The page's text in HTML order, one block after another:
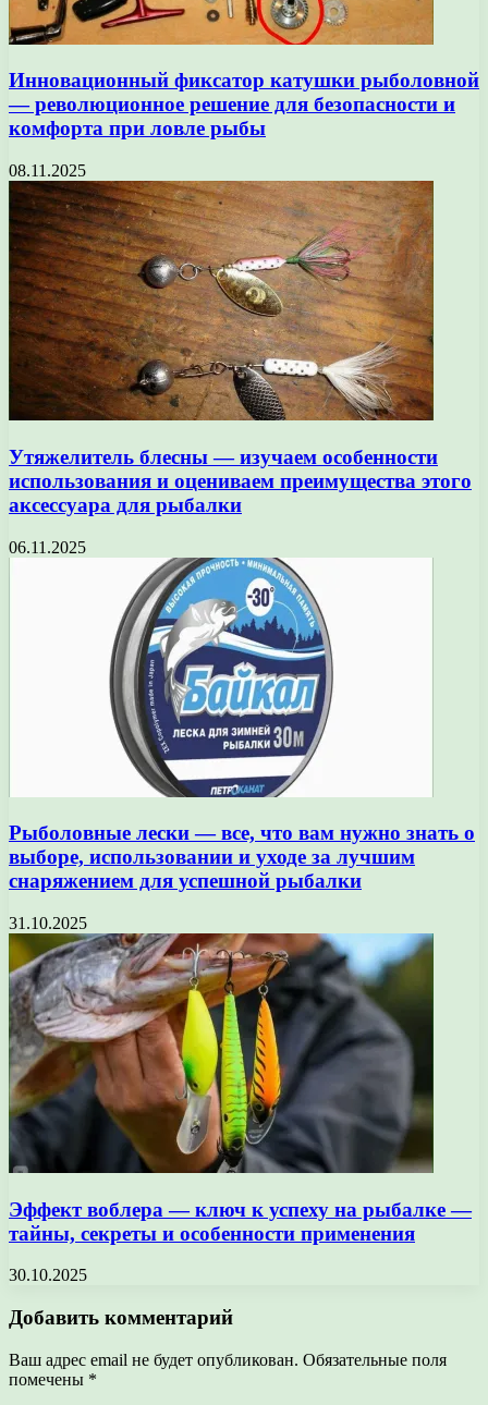
Инновационный фиксатор катушки рыболовной
— революционное решение для безопасности и
комфорта при ловле рыбы
08.11.2025
Утяжелитель блесны — изучаем особенности
использования и оцениваем преимущества этого
аксессуара для рыбалки
06.11.2025
Рыболовные лески — все, что вам нужно знать о
выборе, использовании и уходе за лучшим
снаряжением для успешной рыбалки
31.10.2025
Эффект воблера — ключ к успеху на рыбалке —
тайны, секреты и особенности применения
30.10.2025
Добавить комментарий
Ваш адрес email не будет опубликован. Обязательные поля
помечены *